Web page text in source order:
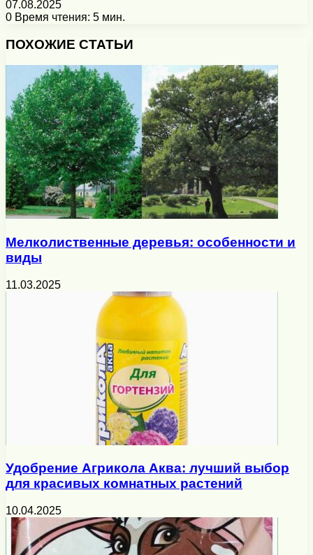
07.08.2025
0 Время чтения: 5 мин.
ПОХОЖИЕ СТАТЬИ
Мелколиственные деревья: особенности и
виды
11.03.2025
Удобрение Агрикола Аква: лучший выбор
для красивых комнатных растений
10.04.2025